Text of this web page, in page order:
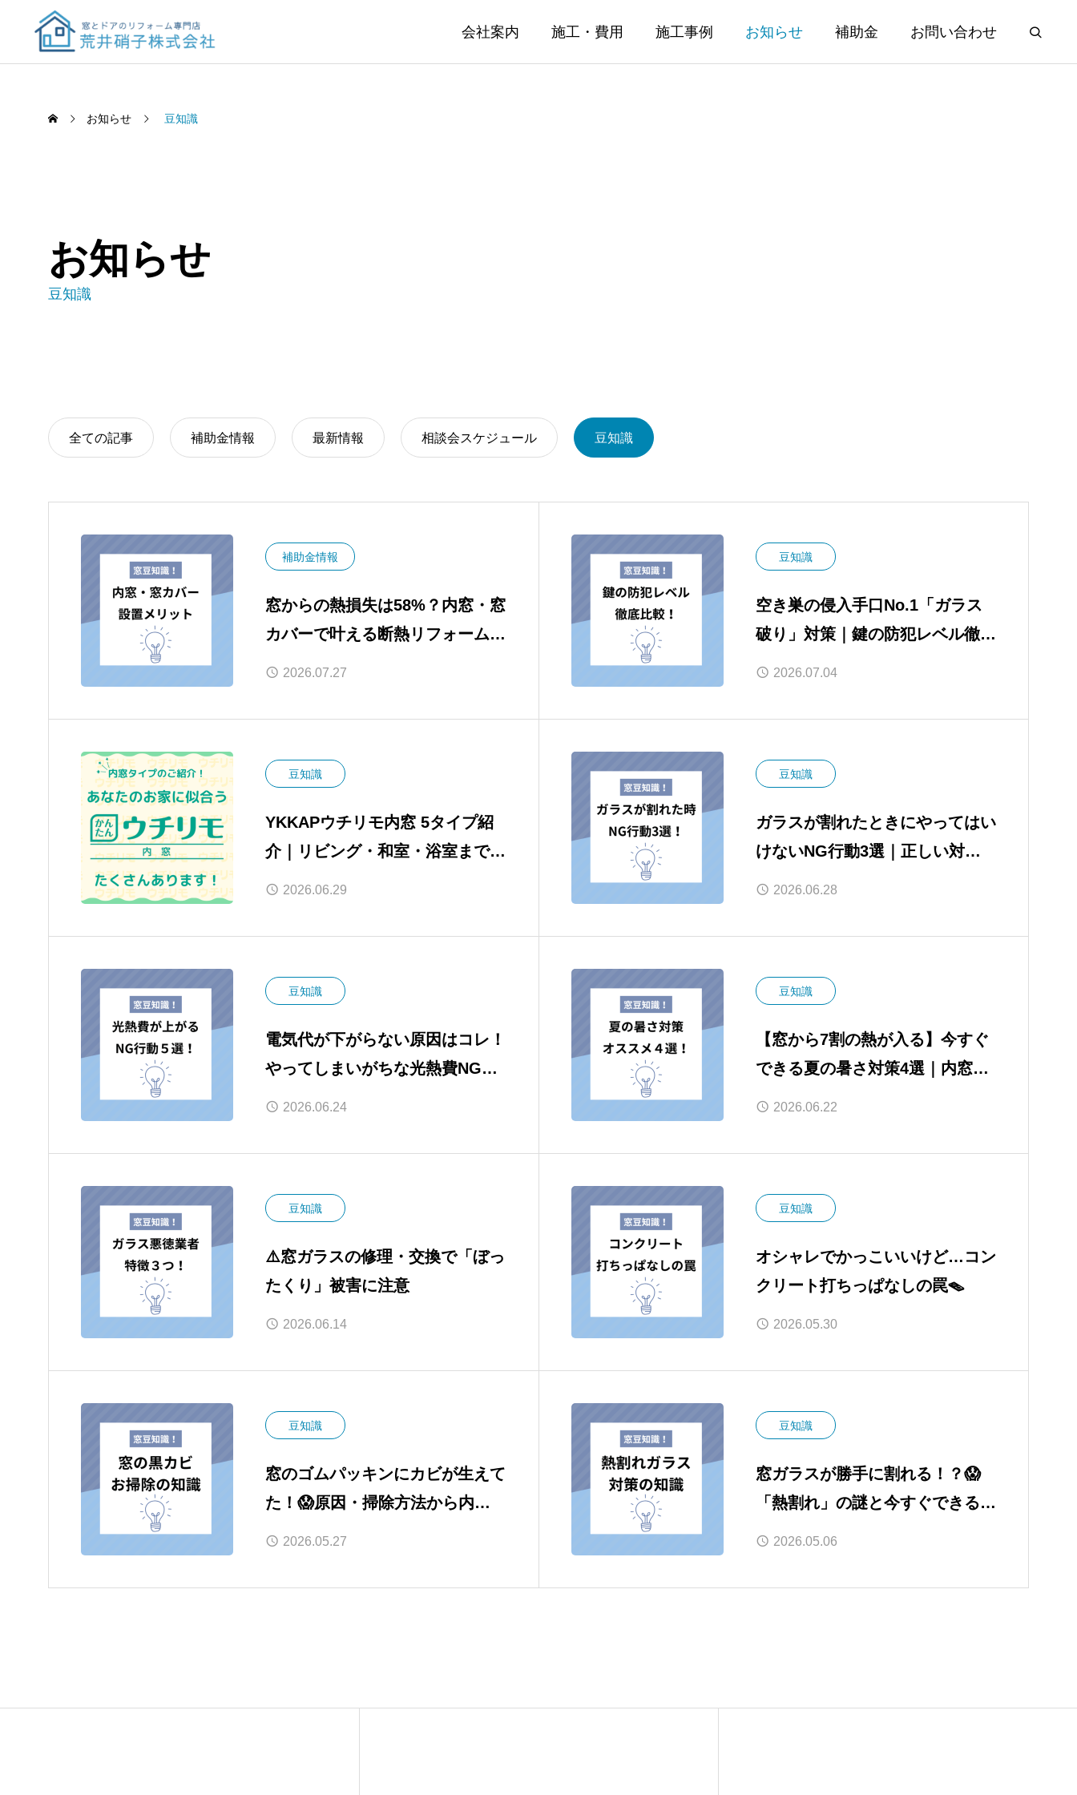
会社案内 施工・費用 施工事例 お知らせ 補助金 お問い合わせ
お知らせ 豆知識
お知らせ
豆知識
全ての記事 補助金情報 最新情報 相談会スケジュール 豆知識
補助金情報
窓からの熱損失は58%？内窓・窓
カバーで叶える断熱リフォームの
効果と2026年補助金
2026.07.27
豆知識
空き巣の侵入手口No.1「ガラス
破り」対策｜鍵の防犯レベル徹底
比較
2026.07.04
豆知識
YKKAPウチリモ内窓 5タイプ紹
介｜リビング・和室・浴室まであ
なたの窓に合う選び方
2026.06.29
豆知識
ガラスが割れたときにやってはい
けないNG行動3選｜正しい対処
法と内窓で解決する方法
2026.06.28
豆知識
電気代が下がらない原因はコレ！
やってしまいがちな光熱費NG行
動5選
2026.06.24
豆知識
【窓から7割の熱が入る】今すぐ
できる夏の暑さ対策4選｜内窓・
窓カバーで快適な室内環境へ
2026.06.22
豆知識
⚠️窓ガラスの修理・交換で「ぼっ
たくり」被害に注意
2026.06.14
豆知識
オシャレでかっこいいけど…コン
クリート打ちっぱなしの罠🪤
2026.05.30
豆知識
窓のゴムパッキンにカビが生えて
た！😱原因・掃除方法から内窓
設置による根本解決まで徹底解説
2026.05.27
豆知識
窓ガラスが勝手に割れる！？😱
「熱割れ」の謎と今すぐできる予
防策4選✨
2026.05.06